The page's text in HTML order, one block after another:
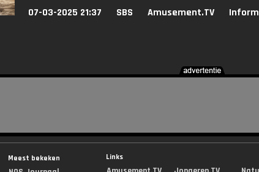
07-03-2025 21:37 SBS Amusement.TV
Meest bekeken Links